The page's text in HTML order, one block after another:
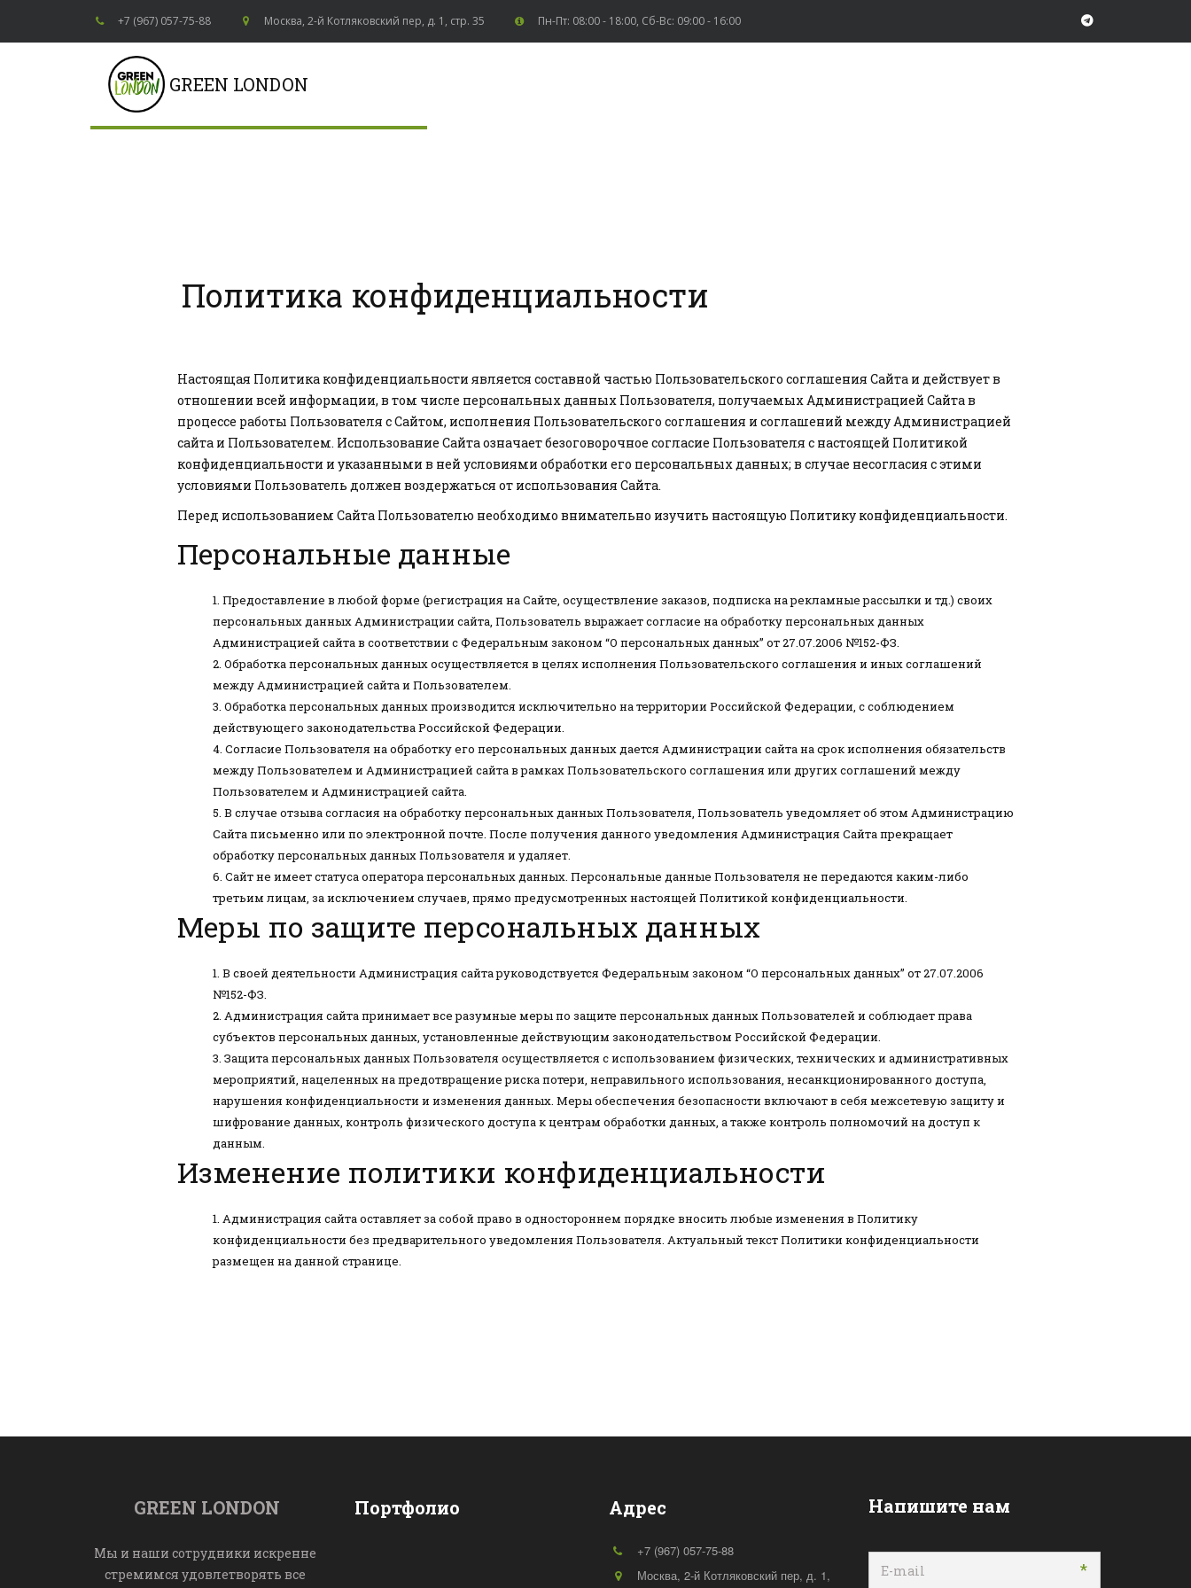
+7 (967) 057-75-88 Москва, 2-й Котляковский пер, д. 1, стр. 35 Пн-Пт: 08:00 - 18:00, Сб-Вс: 09:00 - 16:00
GREEN LONDON
Политика конфиденциальности
Настоящая Политика конфиденциальности является составной частью Пользовательского соглашения Сайта и действует в
отношении всей информации, в том числе персональных данных Пользователя, получаемых Администрацией Сайта в
процессе работы Пользователя с Сайтом, исполнения Пользовательского соглашения и соглашений между Администрацией
сайта и Пользователем. Использование Сайта означает безоговорочное согласие Пользователя с настоящей Политикой
конфиденциальности и указанными в ней условиями обработки его персональных данных; в случае несогласия с этими
условиями Пользователь должен воздержаться от использования Сайта.
Перед использованием Сайта Пользователю необходимо внимательно изучить настоящую Политику конфиденциальности.
Персональные данные
Предоставление в любой форме (регистрация на Сайте, осуществление заказов, подписка на рекламные рассылки и тд.) своих
персональных данных Администрации сайта, Пользователь выражает согласие на обработку персональных данных
Администрацией сайта в соответствии с Федеральным законом “О персональных данных” от 27.07.2006 №152-ФЗ.
Обработка персональных данных осуществляется в целях исполнения Пользовательского соглашения и иных соглашений
между Администрацией сайта и Пользователем.
Обработка персональных данных производится исключительно на территории Российской Федерации, с соблюдением
действующего законодательства Российской Федерации.
Согласие Пользователя на обработку его персональных данных дается Администрации сайта на срок исполнения обязательств
между Пользователем и Администрацией сайта в рамках Пользовательского соглашения или других соглашений между
Пользователем и Администрацией сайта.
В случае отзыва согласия на обработку персональных данных Пользователя, Пользователь уведомляет об этом Администрацию
Сайта письменно или по электронной почте. После получения данного уведомления Администрация Сайта прекращает
обработку персональных данных Пользователя и удаляет.
Сайт не имеет статуса оператора персональных данных. Персональные данные Пользователя не передаются каким-либо
третьим лицам, за исключением случаев, прямо предусмотренных настоящей Политикой конфиденциальности.
Меры по защите персональных данных
В своей деятельности Администрация сайта руководствуется Федеральным законом “О персональных данных” от 27.07.2006
№152-ФЗ.
Администрация сайта принимает все разумные меры по защите персональных данных Пользователей и соблюдает права
субъектов персональных данных, установленные действующим законодательством Российской Федерации.
Защита персональных данных Пользователя осуществляется с использованием физических, технических и административных
мероприятий, нацеленных на предотвращение риска потери, неправильного использования, несанкционированного доступа,
нарушения конфиденциальности и изменения данных. Меры обеспечения безопасности включают в себя межсетевую защиту и
шифрование данных, контроль физического доступа к центрам обработки данных, а также контроль полномочий на доступ к
данным.
Изменение политики конфиденциальности
Администрация сайта оставляет за собой право в одностороннем порядке вносить любые изменения в Политику
конфиденциальности без предварительного уведомления Пользователя. Актуальный текст Политики конфиденциальности
размещен на данной странице.
GREEN LONDON
Мы и наши сотрудники искренне
стремимся удовлетворять все
Портфолио Адрес
+7 (967) 057-75-88
Москва, 2-й Котляковский пер, д. 1,
Напишите нам
*